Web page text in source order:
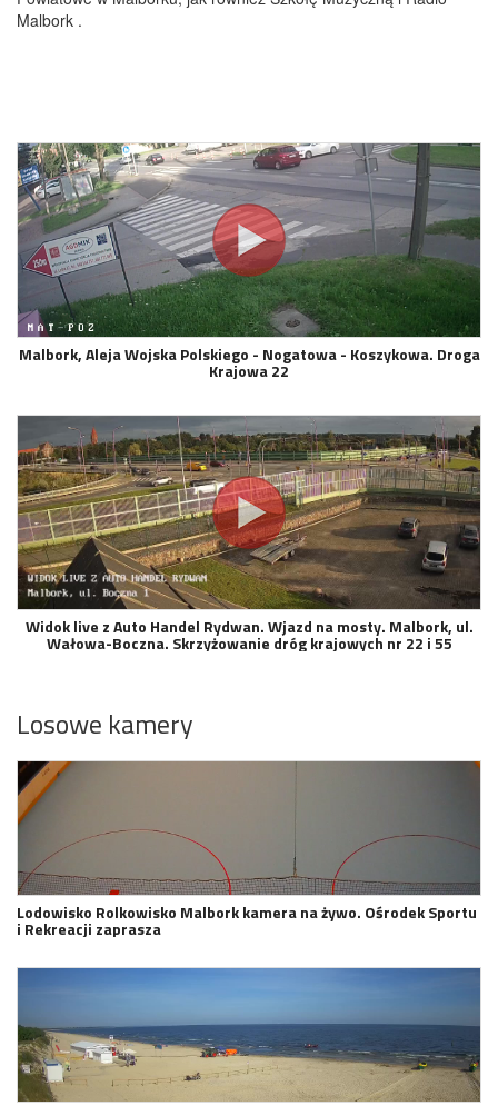
Malbork .
Malbork, Aleja Wojska Polskiego - Nogatowa - Koszykowa. Droga
Krajowa 22
Widok live z Auto Handel Rydwan. Wjazd na mosty. Malbork, ul.
Wałowa-Boczna. Skrzyżowanie dróg krajowych nr 22 i 55
Losowe kamery
Lodowisko Rolkowisko Malbork kamera na żywo. Ośrodek Sportu
i Rekreacji zaprasza